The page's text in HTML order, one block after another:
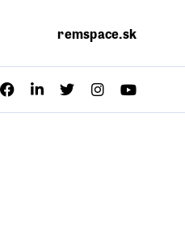
remspace.sk